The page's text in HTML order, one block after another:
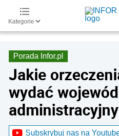
Kategorie
Porada Infor.pl
Jakie
wydać
Subskrybuj nas na